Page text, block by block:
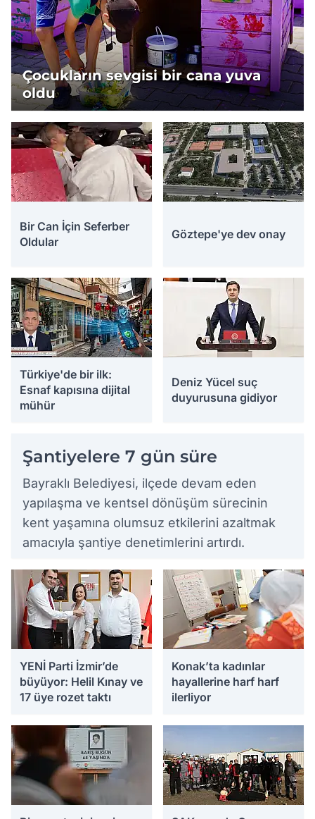
Çocukların sevgisi bir cana yuva
oldu
Bir Can İçin Seferber
Oldular
Göztepe'ye dev onay
Türkiye'de bir ilk:
Esnaf kapısına dijital
mühür
Deniz Yücel suç
duyurusuna gidiyor
Şantiyelere 7 gün süre
Bayraklı Belediyesi, ilçede devam eden
yapılaşma ve kentsel dönüşüm sürecinin
kent yaşamına olumsuz etkilerini azaltmak
amacıyla şantiye denetimlerini artırdı.
YENİ Parti İzmir’de
büyüyor: Helil Kınay ve
17 üye rozet taktı
Konak’ta kadınlar
hayallerine harf harf
ilerliyor